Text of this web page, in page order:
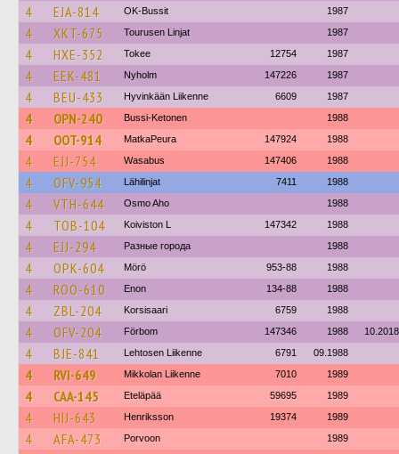
4 EJA-814 OK-Bussit 1987
4 XKT-675 Tourusen Linjat 1987
4 HXE-352 Tokee 12754 1987
4 EEK-481 Nyholm 147226 1987
4 BEU-433 Hyvinkään Liikenne 6609 1987
4 OPN-240 Bussi-Ketonen 1988
4 OOT-914 MatkaPeura 147924 1988
4 EJJ-754 Wasabus 147406 1988
4 OFV-954 Lähilinjat 7411 1988
4 VTH-644 Osmo Aho 1988
4 TOB-104 Koiviston L 147342 1988
4 EJJ-294 Разные города 1988
4 OPK-604 Mörö 953-88 1988
4 ROO-610 Enon 134-88 1988
4 ZBL-204 Korsisaari 6759 1988
4 OFV-204 Förbom 147346 1988 10.2018
4 BJE-841 Lehtosen Liikenne 6791 09.1988
4 RVI-649 Mikkolan Liikenne 7010 1989
4 CAA-145 Eteläpää 59695 1989
4 HIJ-643 Henriksson 19374 1989
4 AFA-473 Porvoon 1989